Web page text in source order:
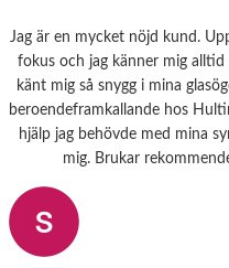
Jag är en mycket nöjd kund.
fokus och jag känner mig alltid
känt mig så snygg i mina
beroendeframkallande hos
hjälp jag behövde med mina
mig. Brukar